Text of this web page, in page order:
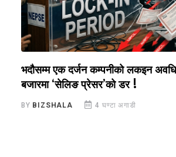
भदौसम्म एक दर्जन कम्पनीको लकइन
बजारमा ‘सेलिङ प्रेसर’को डर !
BY BIZSHALA 4 घण्टा अगाडी